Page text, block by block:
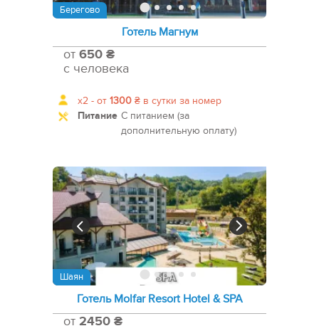
Берегово
Готель Магнум
от 650 ₴
с человека
x2 - от 1300 ₴ в сутки за номер
Питание С питанием (за
дополнительную оплату)
Шаян
Готель Molfar Resort Hotel & SPA
от 2450 ₴